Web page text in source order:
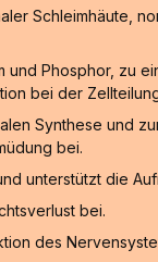
Schleimhäute,
Phosphor, zu
bei der
Synthese und
bei.
unterstützt die
bei.
des